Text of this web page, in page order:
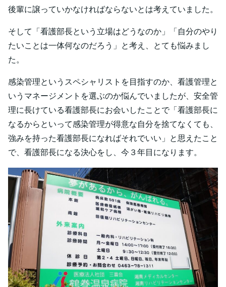
後輩に譲っていかなければならないとは考えていました。
そして「看護部長という立場はどうなのか」「自分のやり
たいことは一体何なのだろう」と考え、とても悩みまし
た。
感染管理というスペシャリストを目指すのか、看護管理と
いうマネージメントを選ぶのか悩んでいましたが、安全管
理に長けている看護部長にお会いしたことで「看護部長に
なるからといって感染管理が得意な自分を捨てなくても、
強みを持った看護部長になればそれでいい」と思えたこと
で、看護部長になる決心をし、今３年目になります。